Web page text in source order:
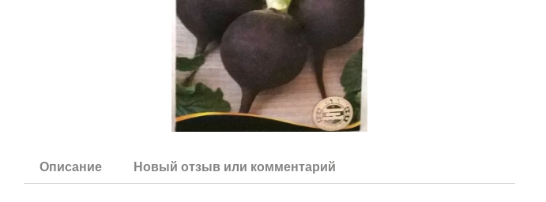
Описание Новый отзыв или комментарий